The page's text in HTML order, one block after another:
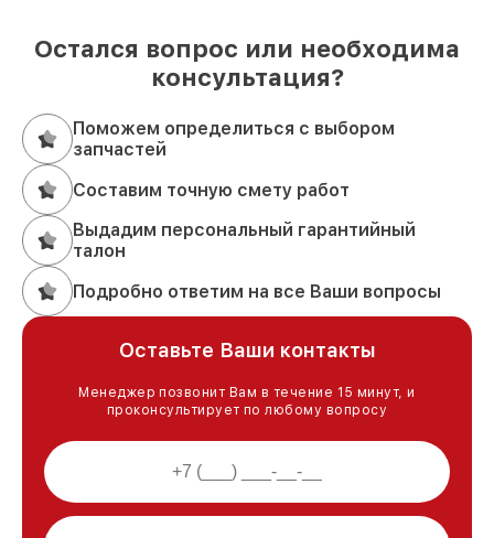
Остался вопрос или необходима
консультация?
Поможем определиться с выбором
запчастей
Составим точную смету работ
Выдадим персональный гарантийный
талон
Подробно ответим на все Ваши вопросы
Оставьте Ваши контакты
Менеджер позвонит Вам в течение 15 минут, и
проконсультирует по любому вопросу